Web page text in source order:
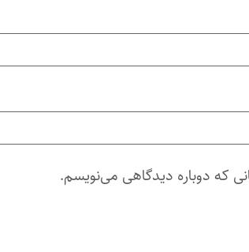
که دوباره دیدگاهی می‌نویسم.